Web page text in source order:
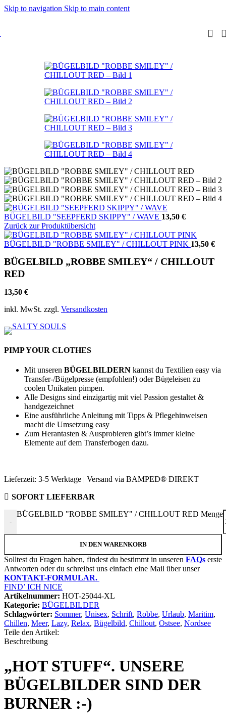
Skip to navigation Skip to main content
BÜGELBILD "SEEPFERD SKIPPY" / WAVE 13,50 €
Zurück zur Produktübersicht
BÜGELBILD "ROBBE SMILEY" / CHILLOUT PINK 13,50 €
BÜGELBILD „ROBBE SMILEY“ / CHILLOUT
RED
13,50 €
inkl. MwSt. zzgl. Versandkosten
PIMP YOUR CLOTHES
Mit unseren BÜGELBILDERN kannst du Textilien easy via
Transfer-/Bügelpresse (empfohlen!) oder Bügeleisen zu
coolen Unikaten pimpen.
Alle Designs sind einzigartig mit viel Passion gestaltet &
handgezeichnet
Eine ausführliche Anleitung mit Tipps & Pflegehinweisen
macht die Umsetzung easy
Zum Herantasten & Ausprobieren gibt’s immer kleine
Elemente auf dem Transferbogen dazu.
Lieferzeit: 3-5 Werktage | Versand via BAMPED® DIREKT
SOFORT LIEFERBAR
-
BÜGELBILD "ROBBE SMILEY" / CHILLOUT RED Menge
IN DEN WARENKORB
Solltest du Fragen haben, findest du bestimmt in unseren FAQs erste
Antworten oder du schreibst uns einfach eine Mail über unser
KONTAKT-FORMULAR.
FIND’ ICH NICE
Artikelnummer: HOT-25044-XL
Kategorie: BÜGELBILDER
Schlagwörter: Sommer, Unisex, Schrift, Robbe, Urlaub, Maritim,
Chillen, Meer, Lazy, Relax, Bügelbild, Chillout, Ostsee, Nordsee
Teile den Artikel:
Beschreibung
„HOT STUFF“. UNSERE
BÜGELBILDER SIND DER
BURNER :-)